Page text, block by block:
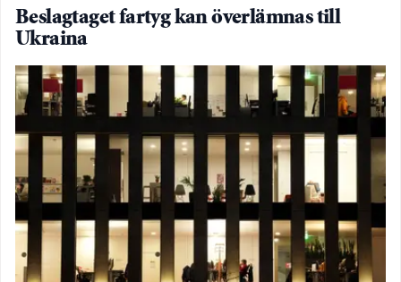
Beslagtaget fartyg kan överlämnas till
Ukraina